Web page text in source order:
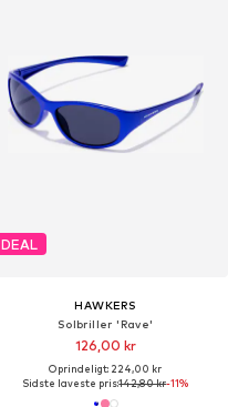
DEAL
HAWKERS
Solbriller 'Rave'
126,00 kr
Oprindeligt: 224,00 kr
Sidste laveste pris:142,80 kr-11%